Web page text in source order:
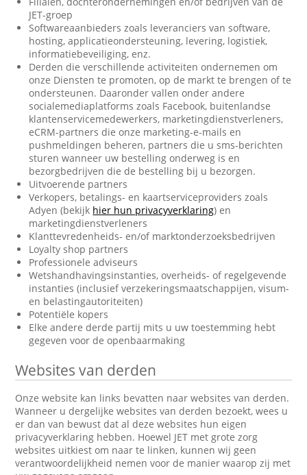
JET-groep
Softwareaanbieders zoals leveranciers van software,
hosting, applicatieondersteuning, levering, logistiek,
informatiebeveiliging, enz.
Derden die verschillende activiteiten ondernemen om
onze Diensten te promoten, op de markt te brengen of te
ondersteunen. Daaronder vallen onder andere
socialemediaplatforms zoals Facebook, buitenlandse
klantenservicemedewerkers, marketingdienstverleners,
eCRM-partners die onze marketing-e-mails en
pushmeldingen beheren, partners die u sms-berichten
sturen wanneer uw bestelling onderweg is en
bezorgbedrijven die de bestelling bij u bezorgen.
Uitvoerende partners
Verkopers, betalings- en kaartserviceproviders zoals
Adyen (bekijk hier hun privacyverklaring) en
marketingdienstverleners
Klanttevredenheids- en/of marktonderzoeksbedrijven
Loyalty shop partners
Professionele adviseurs
Wetshandhavingsinstanties, overheids- of regelgevende
instanties (inclusief verzekeringsmaatschappijen, visum-
en belastingautoriteiten)
Potentiële kopers
Elke andere derde partij mits u uw toestemming hebt
gegeven voor de openbaarmaking
Websites van derden
Onze website kan links bevatten naar websites van derden.
Wanneer u dergelijke websites van derden bezoekt, wees u
er dan van bewust dat al deze websites hun eigen
privacyverklaring hebben. Hoewel JET met grote zorg
websites uitkiest om naar te linken, kunnen wij geen
verantwoordelijkheid nemen voor de manier waarop zij met